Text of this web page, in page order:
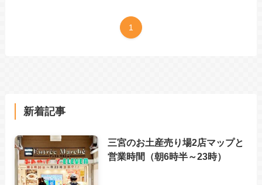
1
新着記事
三宮のお土産売り場2店マップと
営業時間（朝6時半～23時）